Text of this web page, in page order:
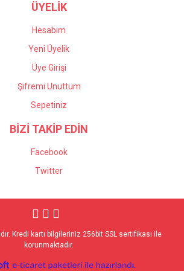
ÜYELİK
Hesabım
Yeni Üyelik
Üye Girişi
Şifremi Unuttum
Sepetiniz
BİZİ TAKİP EDİN
Facebook
Twitter
Kredi kartı bilgileriniz 256bit SSL sertifikası ile
korunmaktadır.
ideasoft e-